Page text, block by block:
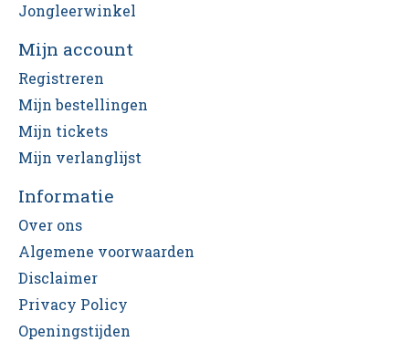
Jongleerwinkel
Mijn account
Registreren
Mijn bestellingen
Mijn tickets
Mijn verlanglijst
Informatie
Over ons
Algemene voorwaarden
Disclaimer
Privacy Policy
Openingstijden